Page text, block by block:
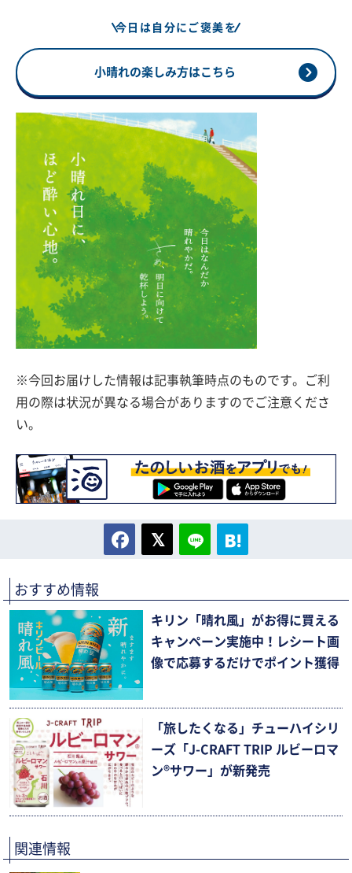
今日は自分にご褒美を
小晴れの楽しみ方はこちら
※今回お届けした情報は記事執筆時点のものです。ご利
用の際は状況が異なる場合がありますのでご注意くださ
い。
おすすめ情報
キリン「晴れ風」がお得に買える
キャンペーン実施中！レシート画
像で応募するだけでポイント獲得
「旅したくなる」チューハイシリ
ーズ「J-CRAFT TRIP ルビーロマ
ン®サワー」が新発売
関連情報